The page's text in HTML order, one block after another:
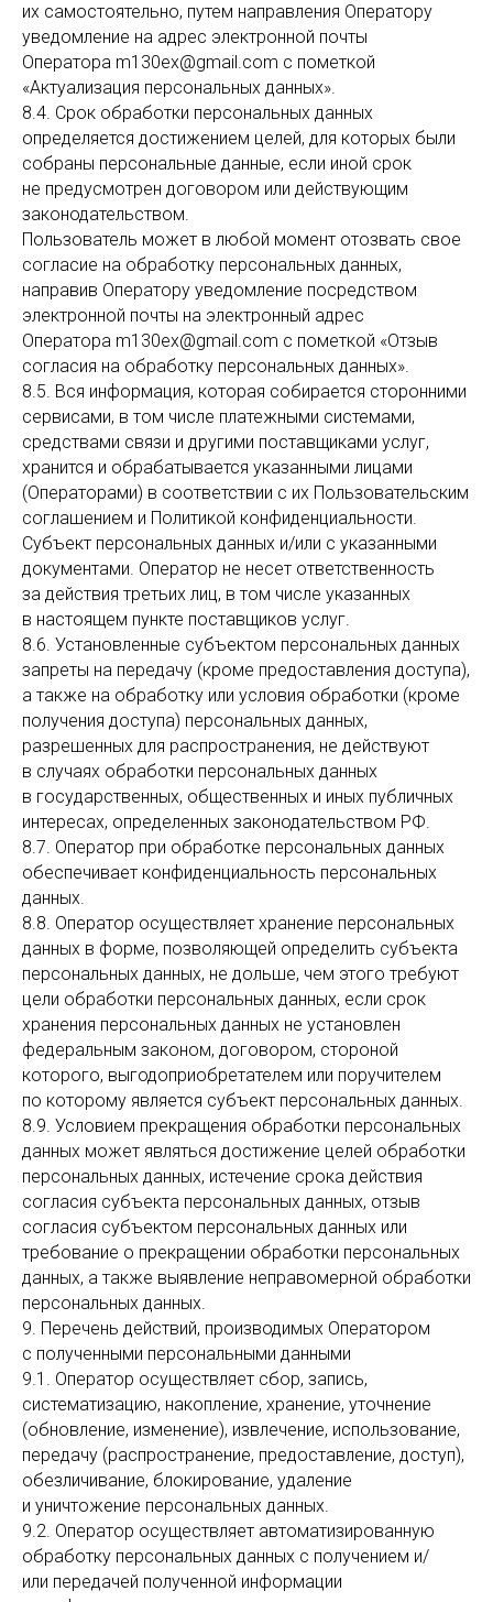
их самостоятельно, путем направления Оператору
уведомление на адрес электронной почты
Оператора m130ex@gmail.com с пометкой
«Актуализация персональных данных».
8.4. Срок обработки персональных данных
определяется достижением целей, для которых были
собраны персональные данные, если иной срок
не предусмотрен договором или действующим
законодательством.
Пользователь может в любой момент отозвать свое
согласие на обработку персональных данных,
направив Оператору уведомление посредством
электронной почты на электронный адрес
Оператора m130ex@gmail.com с пометкой «Отзыв
согласия на обработку персональных данных».
8.5. Вся информация, которая собирается сторонними
сервисами, в том числе платежными системами,
средствами связи и другими поставщиками услуг,
хранится и обрабатывается указанными лицами
(Операторами) в соответствии с их Пользовательским
соглашением и Политикой конфиденциальности.
Субъект персональных данных и/или с указанными
документами. Оператор не несет ответственность
за действия третьих лиц, в том числе указанных
в настоящем пункте поставщиков услуг.
8.6. Установленные субъектом персональных данных
запреты на передачу (кроме предоставления доступа),
а также на обработку или условия обработки (кроме
получения доступа) персональных данных,
разрешенных для распространения, не действуют
в случаях обработки персональных данных
в государственных, общественных и иных публичных
интересах, определенных законодательством РФ.
8.7. Оператор при обработке персональных данных
обеспечивает конфиденциальность персональных
данных.
8.8. Оператор осуществляет хранение персональных
данных в форме, позволяющей определить субъекта
персональных данных, не дольше, чем этого требуют
цели обработки персональных данных, если срок
хранения персональных данных не установлен
федеральным законом, договором, стороной
которого, выгодоприобретателем или поручителем
по которому является субъект персональных данных.
8.9. Условием прекращения обработки персональных
данных может являться достижение целей обработки
персональных данных, истечение срока действия
согласия субъекта персональных данных, отзыв
согласия субъектом персональных данных или
требование о прекращении обработки персональных
данных, а также выявление неправомерной обработки
персональных данных.
9. Перечень действий, производимых Оператором
с полученными персональными данными
9.1. Оператор осуществляет сбор, запись,
систематизацию, накопление, хранение, уточнение
(обновление, изменение), извлечение, использование,
передачу (распространение, предоставление, доступ),
обезличивание, блокирование, удаление
и уничтожение персональных данных.
9.2. Оператор осуществляет автоматизированную
обработку персональных данных с получением и/
или передачей полученной информации